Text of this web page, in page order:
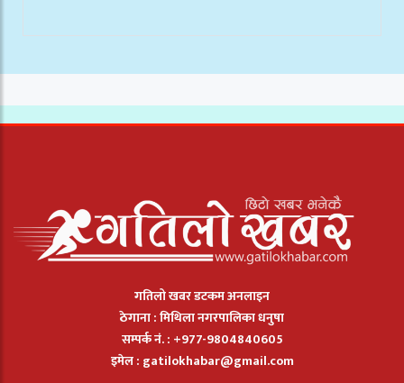
गतिलो खबर डटकम अनलाइन
ठेगाना : मिथिला नगरपालिका धनुषा
सम्पर्क नं. : +977-9804840605
इमेल : gatilokhabar@gmail.com